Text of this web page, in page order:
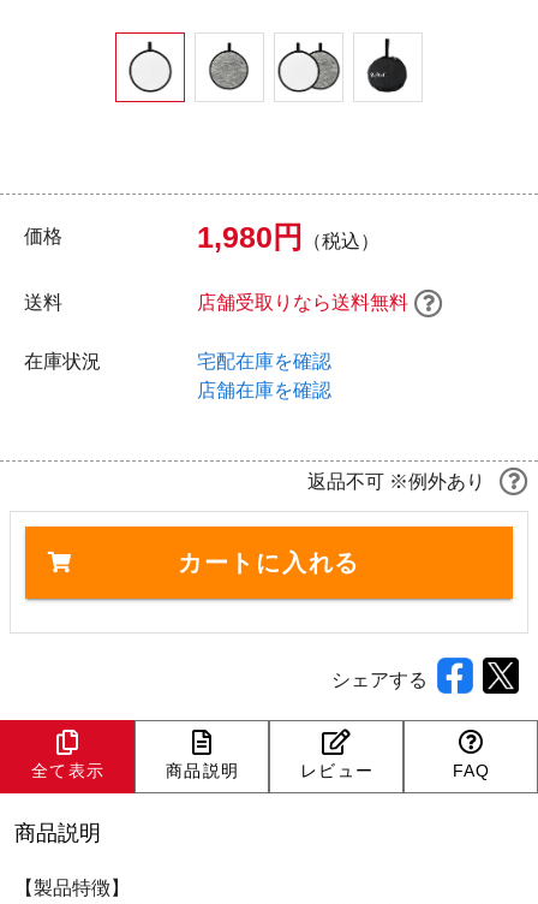
価格 1,980円 （税込）
送料 店舗受取りなら送料無料
在庫状況
宅配在庫を確認
店舗在庫を確認
返品不可 ※例外あり
カートに入れる
シェアする
全て表示 商品説明 レビュー FAQ
商品説明
【製品特徴】